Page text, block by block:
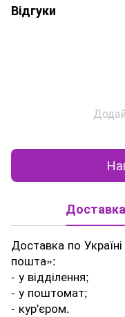
Відгуки
Доставка
Доставка по
пошта»:
- у відділення;
- у поштомат;
- кур'єром.